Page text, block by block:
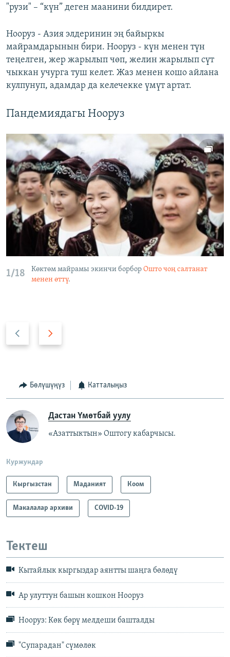
"рузи" – “күн” деген маанини билдирет.
Нооруз - Азия элдеринин эң байыркы
майрамдарынын бири. Нооруз - күн менен түн
теңелген, жер жарылып чөп, желин жарылып сүт
чыккан учурга туш келет. Жаз менен кошо айлана
кулпунуп, адамдар да келечекке үмүт артат.
Пандемиядагы Нооруз
1/18 Көктөм майрамы экинчи борбор Ошто чоң салтанат
менен өттү.
а
Бөлүшүңүз Катталыңыз
Дастан Үмөтбай уулу
«Азаттыктын» Оштогу кабарчысы.
Куржундар
Кыргызстан Маданият Коом
Макалалар архиви COVID-19
Тектеш
Кытайлык кыргыздар аянтты шаңга бөлөдү
Ар улуттун башын кошкон Нооруз
Нооруз: Көк бөрү мелдеши башталды
"Супарадан" сүмөлөк